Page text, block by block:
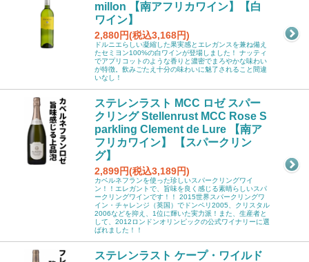
millon 【南アフリカワイン】【白
ワイン】
2,880円(税込3,168円)
ドルニエらしい凝縮した果実感とエレガンスを兼ね備え
たセミヨン100%の白ワインが登場しました！ ナッティ
でアプリコットのような香りと濃密でまろやかな味わい
が特徴。飲みごたえ十分の味わいに魅了されること間違
いなし！
ステレンラスト MCC ロゼ スパー
クリング Stellenrust MCC Rose S
parkling Clement de Lure 【南ア
フリカワイン】 【スパークリン
グ】
2,899円(税込3,189円)
カベルネフランを使った珍しいスパークリングワイ
ン！！エレガントで、旨味を良く感じる素晴らしいスパ
ークリングワインです！！ 2015世界スパークリングワ
イン・チャレンジ（英国）でドンペリ2005、クリスタル
2006などを抑え、1位に輝いた実力派！また、生産者と
して、2012ロンドンオリンピックの公式ワイナリーに選
ばれました！！
ステレンラスト ケープ・ワイルド